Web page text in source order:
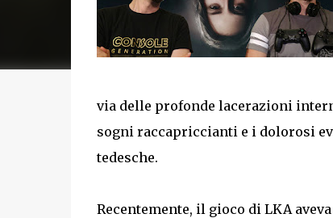
via delle profonde lacerazioni
sogni raccapriccianti e i dolorosi
tedesche.
Recentemente, il gioco di LKA